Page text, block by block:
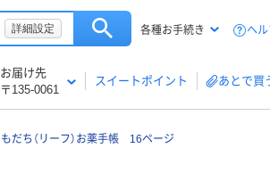
詳細設定 各種お手続き ヘ
お届け先
〒135-0061
スイートポイント あとで買
だち（リーフ）お薬手帳 16ページ